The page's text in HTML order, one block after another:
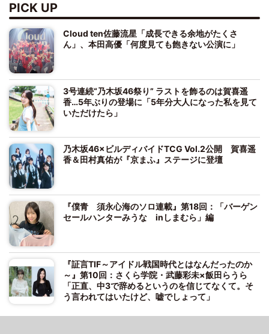
PICK UP
Cloud ten佐藤流星「成長できる余地がたくさ
ん」、本田高優「何度見ても飽きない公演に」
3号連続“乃木坂46祭り” ラストを飾るのは賀喜遥
香…5年ぶりの登場に「5年分大人になった私を見て
いただけたら」
乃木坂46×ビルディバイドTCG Vol.2公開 賀喜遥
香＆田村真佑が『京まふ』ステージに登壇
『僕青 須永心海のソロ連載』第18回：「バーゲン
セールハンターみうな inしまむら」編
『証言TIF～アイドル戦国時代とはなんだったのか
～』第10回：さくら学院・武藤彩未×飯田らうら
「正直、中3で辞めるというのを信じてなくて。そ
う言われてはいたけど、嘘でしょって」